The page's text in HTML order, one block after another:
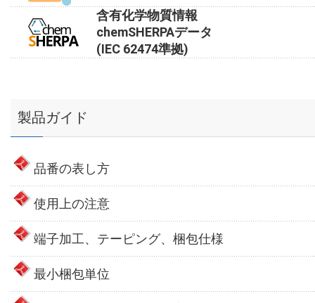
含有化学物質情報
chemSHERPAデータ
(IEC 62474準拠)
製品ガイド
品番の表し方
使用上の注意
端子加工、テーピング、梱包仕様
最小梱包単位